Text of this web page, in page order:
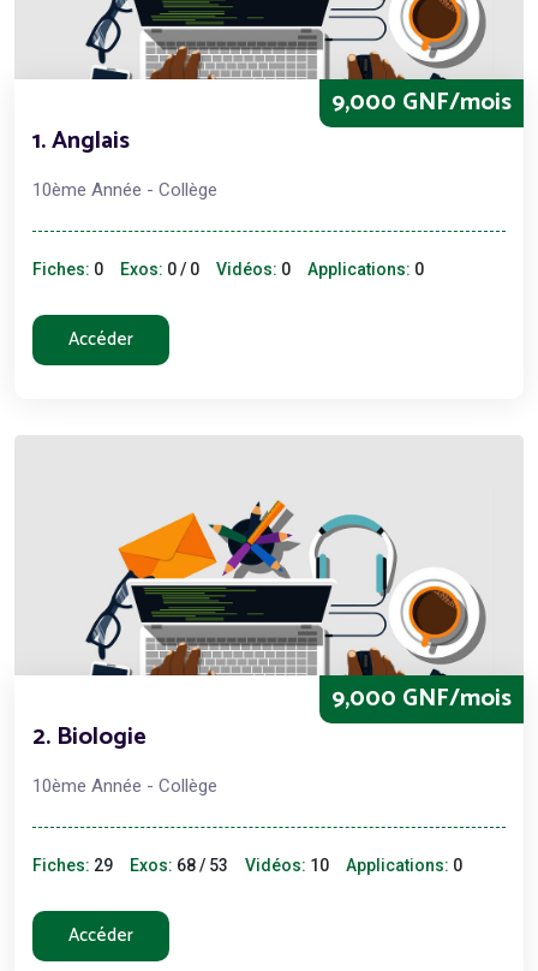
9,000 GNF/mois
1. Anglais
10ème Année - Collège
Fiches: 0 Exos: 0 / 0 Vidéos: 0 Applications: 0
Accéder
9,000 GNF/mois
2. Biologie
10ème Année - Collège
Fiches: 29 Exos: 68 / 53 Vidéos: 10 Applications: 0
Accéder